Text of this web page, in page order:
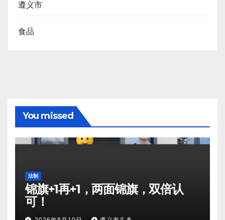
遵义市
食品
You missed
法制
锦旗+1再+1，两面锦旗，双倍认
可！